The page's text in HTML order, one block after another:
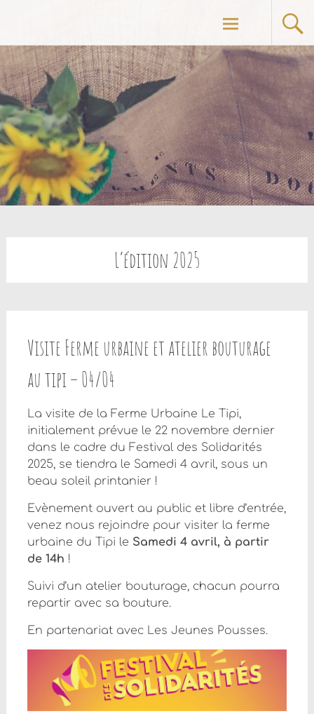
principal
L’édition 2025
Visite Ferme urbaine et atelier bouturage
au tipi – 04/04
La visite de la Ferme Urbaine Le Tipi,
initialement prévue le 22 novembre dernier
dans le cadre du Festival des Solidarités
2025, se tiendra le Samedi 4 avril, sous un
beau soleil printanier !
Evènement ouvert au public et libre d’entrée,
venez nous rejoindre pour visiter la ferme
urbaine du Tipi le Samedi 4 avril, à partir
de 14h !
Suivi d’un atelier bouturage, chacun pourra
repartir avec sa bouture.
En partenariat avec Les Jeunes Pousses.